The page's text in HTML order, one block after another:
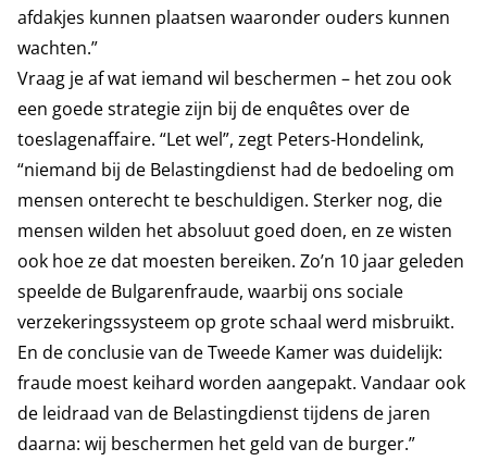
afdakjes kunnen plaatsen waaronder ouders kunnen
wachten.”
Vraag je af wat iemand wil beschermen – het zou ook
een goede strategie zijn bij de enquêtes over de
toeslagenaffaire. “Let wel”, zegt Peters-Hondelink,
“niemand bij de Belastingdienst had de bedoeling om
mensen onterecht te beschuldigen. Sterker nog, die
mensen wilden het absoluut goed doen, en ze wisten
ook hoe ze dat moesten bereiken. Zo’n 10 jaar geleden
speelde de Bulgarenfraude, waarbij ons sociale
verzekeringssysteem op grote schaal werd misbruikt.
En de conclusie van de Tweede Kamer was duidelijk:
fraude moest keihard worden aangepakt. Vandaar ook
de leidraad van de Belastingdienst tijdens de jaren
daarna: wij beschermen het geld van de burger.”